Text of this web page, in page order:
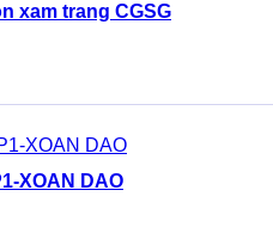
xam trang CGSG
XOAN DAO